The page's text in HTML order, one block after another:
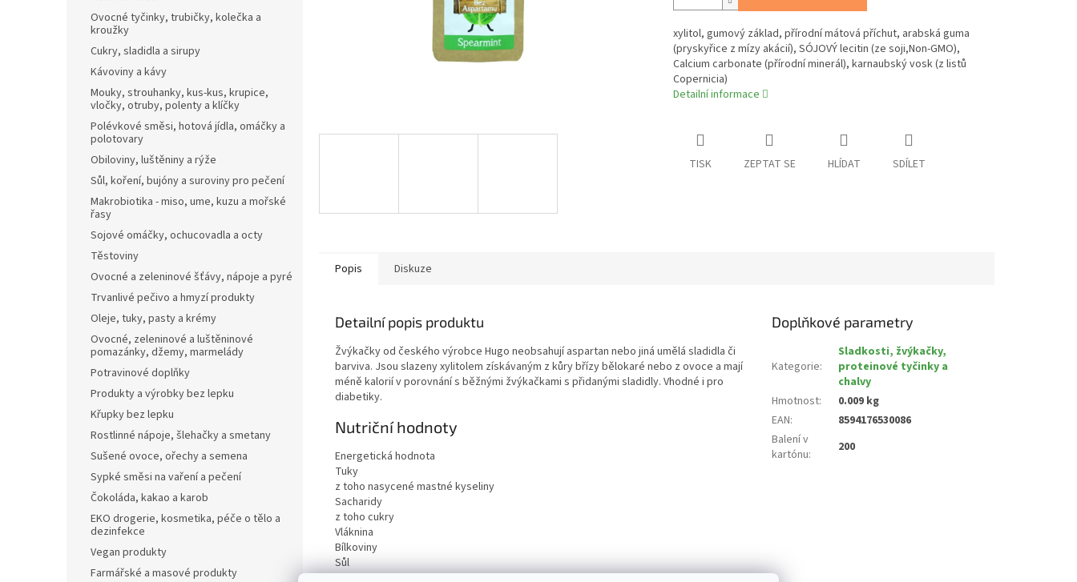
Ovocné tyčinky, trubičky, kolečka a
kroužky
Cukry, sladidla a sirupy
Kávoviny a kávy
Mouky, strouhanky, kus-kus, krupice,
vločky, otruby, polenty a klíčky
Polévkové směsi, hotová jídla, omáčky a
polotovary
Obiloviny, luštěniny a rýže
Sůl, koření, bujóny a suroviny pro pečení
Makrobiotika - miso, ume, kuzu a mořské
řasy
Sojové omáčky, ochucovadla a octy
Těstoviny
Ovocné a zeleninové šťávy, nápoje a pyré
Trvanlivé pečivo a hmyzí produkty
Oleje, tuky, pasty a krémy
Ovocné, zeleninové a luštěninové
pomazánky, džemy, marmelády
Potravinové doplňky
Produkty a výrobky bez lepku
Křupky bez lepku
Rostlinné nápoje, šlehačky a smetany
Sušené ovoce, ořechy a semena
Sypké směsi na vaření a pečení
Čokoláda, kakao a karob
EKO drogerie, kosmetika, péče o tělo a
dezinfekce
Vegan produkty
Farmářské a masové produkty
xylitol, gumový základ, přírodní mátová příchut, arabská guma
(pryskyřice z mízy akácií), SÓJOVÝ lecitin (ze soji,Non-GMO),
Calcium carbonate (přírodní minerál), karnaubský vosk (z listů
Copernicia)
Detailní informace
TISK ZEPTAT SE HLÍDAT SDÍLET
Popis Diskuze
Detailní popis produktu
Žvýkačky od českého výrobce Hugo neobsahují aspartan nebo jiná umělá sladidla či
barviva. Jsou slazeny xylitolem získávaným z kůry břízy bělokaré nebo z ovoce a mají
méně kalorií v porovnání s běžnými žvýkačkami s přidanými sladidly. Vhodné i pro
diabetiky.
Nutriční hodnoty
Energetická hodnota
Tuky
z toho nasycené mastné kyseliny
Sacharidy
z toho cukry
Vláknina
Bílkoviny
Sůl
Doplňkové parametry
Kategorie:
Sladkosti, žvýkačky,
proteinové tyčinky a
chalvy
Hmotnost:
0.009 kg
EAN:
8594176530086
Balení v
kartónu: 200